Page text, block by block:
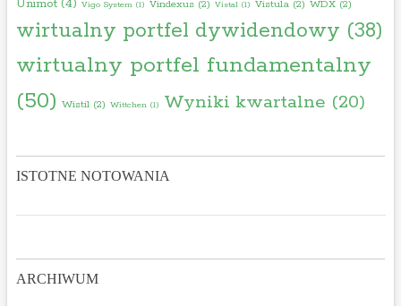
Unimot(4) Vigo System(1) Vindexus(2) Vistal(1) Vistula(2) WDX(2)
wirtualny portfel dywidendowy (38)
wirtualny portfel fundamentalny
(50) Wistil(2) Wittchen(1) Wyniki kwartalne (20)
ISTOTNE NOTOWANIA
ARCHIWUM